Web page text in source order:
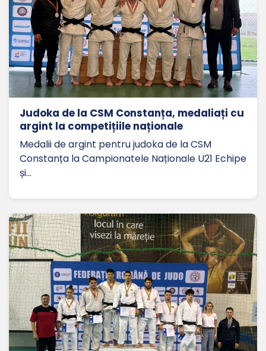
Judoka de la CSM Constanța, medaliați cu
argint la competițiile naționale
Medalii de argint pentru judoka de la CSM
Constanța la Campionatele Naționale U21 Echipe
și…